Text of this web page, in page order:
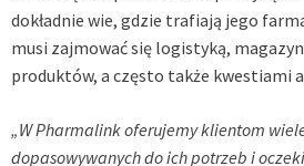
dokładnie wie, gdzie trafiają jego
musi zajmować się logistyką,
produktów, a często także kwestiami
„W Pharmalink oferujemy klientom
dopasowywanych do ich potrzeb i